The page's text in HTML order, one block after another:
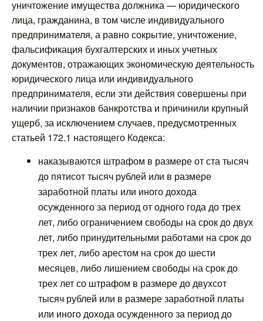
уничтожение имущества должника — юридического
лица, гражданина, в том числе индивидуального
предпринимателя, а равно сокрытие, уничтожение,
фальсификация бухгалтерских и иных учетных
документов, отражающих экономическую деятельность
юридического лица или индивидуального
предпринимателя, если эти действия совершены при
наличии признаков банкротства и причинили крупный
ущерб, за исключением случаев, предусмотренных
статьей 172.1 настоящего Кодекса:
наказываются штрафом в размере от ста тысяч
до пятисот тысяч рублей или в размере
заработной платы или иного дохода
осужденного за период от одного года до трех
лет, либо ограничением свободы на срок до двух
лет, либо принудительными работами на срок до
трех лет, либо арестом на срок до шести
месяцев, либо лишением свободы на срок до
трех лет со штрафом в размере до двухсот
тысяч рублей или в размере заработной платы
или иного дохода осужденного за период до